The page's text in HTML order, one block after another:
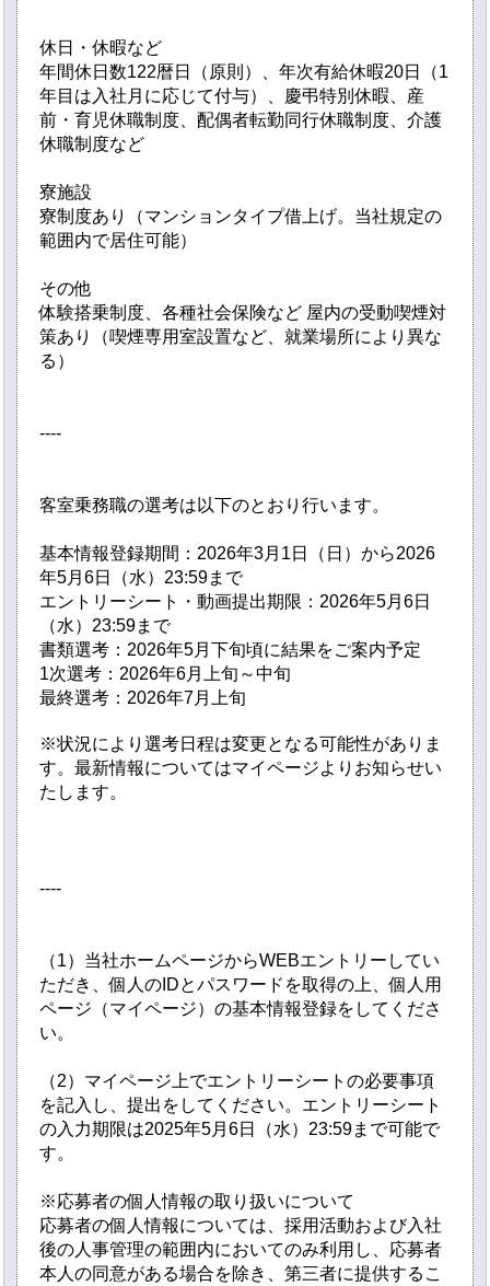
休日・休暇など
年間休日数122暦日（原則）、年次有給休暇20日（1
年目は入社月に応じて付与）、慶弔特別休暇、産
前・育児休職制度、配偶者転勤同行休職制度、介護
休職制度など
寮施設
寮制度あり（マンションタイプ借上げ。当社規定の
範囲内で居住可能）
その他
体験搭乗制度、各種社会保険など 屋内の受動喫煙対
策あり（喫煙専用室設置など、就業場所により異な
る）
----
客室乗務職の選考は以下のとおり行います。
基本情報登録期間：2026年3月1日（日）から2026
年5月6日（水）23:59まで
エントリーシート・動画提出期限：2026年5月6日
（水）23:59まで
書類選考：2026年5月下旬頃に結果をご案内予定
1次選考：2026年6月上旬～中旬
最終選考：2026年7月上旬
※状況により選考日程は変更となる可能性がありま
す。最新情報についてはマイページよりお知らせい
たします。
----
（1）当社ホームページからWEBエントリーしてい
ただき、個人のIDとパスワードを取得の上、個人用
ページ（マイページ）の基本情報登録をしてくださ
い。
（2）マイページ上でエントリーシートの必要事項
を記入し、提出をしてください。エントリーシート
の入力期限は2025年5月6日（水）23:59まで可能で
す。
※応募者の個人情報の取り扱いについて
応募者の個人情報については、採用活動および入社
後の人事管理の範囲内においてのみ利用し、応募者
本人の同意がある場合を除き、第三者に提供するこ